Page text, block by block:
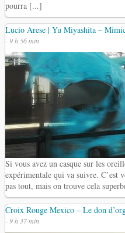
pourra [...]
Lucio Arese | Yu Miyashita –
- 9 h 56 min
Si vous avez un casque sur les
expérimentale qui va suivre. C’est
pas tout, mais on trouve cela
Croix Rouge Mexico – Le don
- 9 h 37 min